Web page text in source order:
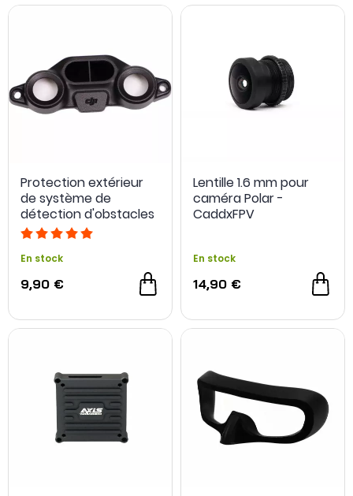
Protection extérieur
de système de
détection d'obstacles
vers le bas pour DJI
Avata
En stock
9,90 €
Lentille 1.6 mm pour
caméra Polar -
CaddxFPV
En stock
14,90 €